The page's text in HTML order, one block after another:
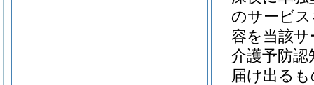
のサービ
容を当該
介護予防認
届け出る